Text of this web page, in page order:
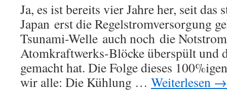
Ja, es ist bereits vier Jahre her, seit das
Japan erst die Regelstromversorgung
Tsunami-Welle auch noch die
Atomkraftwerks-Blöcke überspült und
gemacht hat. Die Folge dieses
wir alle: Die Kühlung … Weiterlesen →